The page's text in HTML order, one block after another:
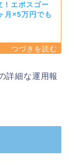
！エポスゴー
月×5万円でも
詳細な運用報